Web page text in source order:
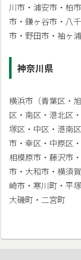
川市・浦安市・柏
市・鎌ヶ谷市・八
市・野田市・袖ヶ
神奈川県
横浜市（青葉区・
区・南区・港北区
塚区・中区・港南
市・幸区・中原区
相模原市・藤沢市
市・大和市・横須
崎市・寒川町・平
大磯町・二宮町